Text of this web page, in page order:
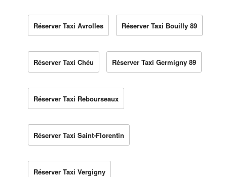
Réserver Taxi Avrolles Réserver Taxi Bouilly 89
Réserver Taxi Chéu Réserver Taxi Germigny 89
Réserver Taxi Rebourseaux
Réserver Taxi Saint-Florentin
Réserver Taxi Vergigny